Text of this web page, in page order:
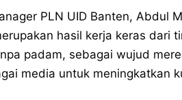
PLN UID Banten, Abdul
hasil kerja keras dari
padam, sebagai wujud
media untuk meningkatkan